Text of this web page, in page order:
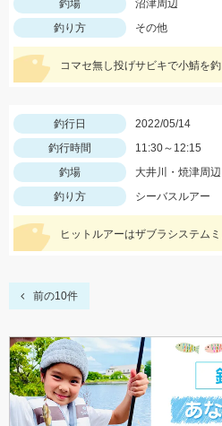
釣場
沼津周辺
釣り方
その他
釣行日
2022/05/14
釣行時間
11:30～12:15
釣場
大井川・焼津周辺
釣り方
シーバスルアー
前の10件